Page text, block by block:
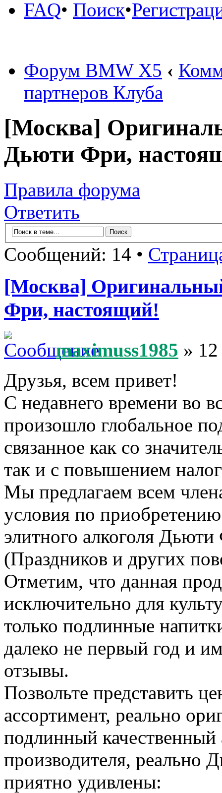
FAQ• Поиск•
Форум BMW X5 ‹
партнеров Клуба
[Москва]
Дьюти Фри,
Правила форума
Ответить
Сообщений: 14 •
[Москва]
Фри, настоящий!
maximuss1985 »
Друзья, всем привет!
С недавнего времени во
произошло глобальное
связанное как со
так и с повышением
Мы предлагаем всем
условия по
элитного алкоголя
(Праздников и других
Отметим, что данная
исключительно для
только подлинные
далеко не первый год и
отзывы.
Позвольте представить
ассортимент, реально
подлинный качественный
производителя, реально
приятно удивлены: